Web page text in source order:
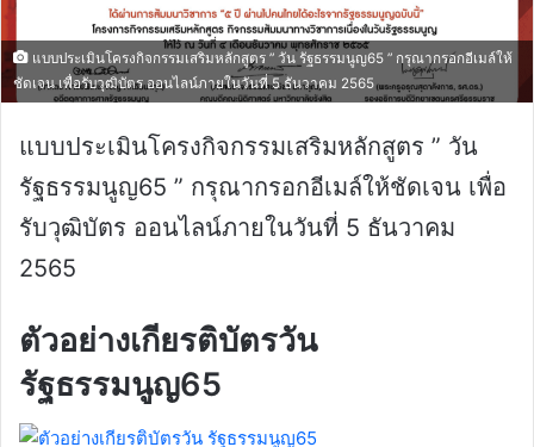
แบบประเมินโครงกิจกรรมเสริมหลักสูตร ” วัน รัฐธรรมนูญ65 ” กรุณากรอกอีเมล์ให้
ชัดเจน เพื่อรับวุฒิบัตร ออนไลน์ภายในวันที่ 5 ธันวาคม 2565
แบบประเมินโครงกิจกรรมเสริมหลักสูตร ” วัน
รัฐธรรมนูญ65 ” กรุณากรอกอีเมล์ให้ชัดเจน เพื่อ
รับวุฒิบัตร ออนไลน์ภายในวันที่ 5 ธันวาคม
2565
ตัวอย่างเกียรติบัตรวัน
รัฐธรรมนูญ65